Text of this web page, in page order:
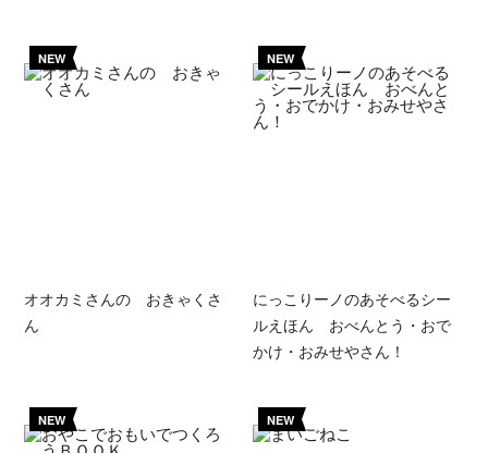
NEW
オオカミさんの おきゃくさ
ん
NEW
にっこりーノのあそべるシー
ルえほん おべんとう・おで
かけ・おみせやさん！
NEW NEW